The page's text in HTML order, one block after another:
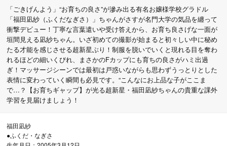
「ごきげんよう」“お育ちの良さ”が滲み出る有名お嬢様学校グラドル
「福田凪紗（ふくだなぎさ）」ちゃんがさすが名門大学の気品を纏って
衝撃デビュー！丁寧な言葉遣いや受け答えから、お育ち良さげな一面が
垣間見える凪紗ちゃん。いざ初めての撮影が始まると初々しい中に秘め
たる才能を感じさせる超新星ぶり！制服を脱いでいくと現れる目を奪わ
れるほどの細いくびれ、まさかのFカップにも育ちの良さがハミ出過
ぎ！マッサージシーンでは最初は戸惑いながらも思わずうっとりとした
表情に変わっていく瞬間も必見です。“こんなにお上品な子がここま
で…？【お育ちギャップ】が光る超新星・福田凪紗ちゃんの貴重な課外
学習を見届けましょう！
福田凪紗
●ふくだ・なぎさ